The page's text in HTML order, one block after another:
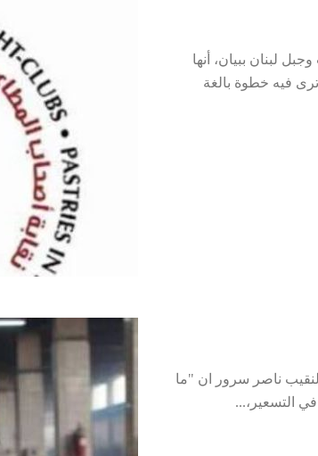
لبنان ببيان، أنها
فيه خطوة بالغة
النقيب ناصر سرور ان "ما
التسعير،...